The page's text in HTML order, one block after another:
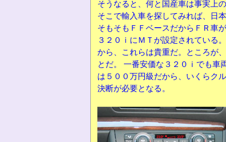
そうなると、何と国産車は事実上
そこで輸入車を探してみれば、日
そもそもＦＦベースだからＦＲ車
３２０ｉにＭＴが設定されている
から、これらは貴重だ。ところが
とだ。 一番安価な３２０ｉでも車
は５００万円級だから、いくらク
決断が必要となる。